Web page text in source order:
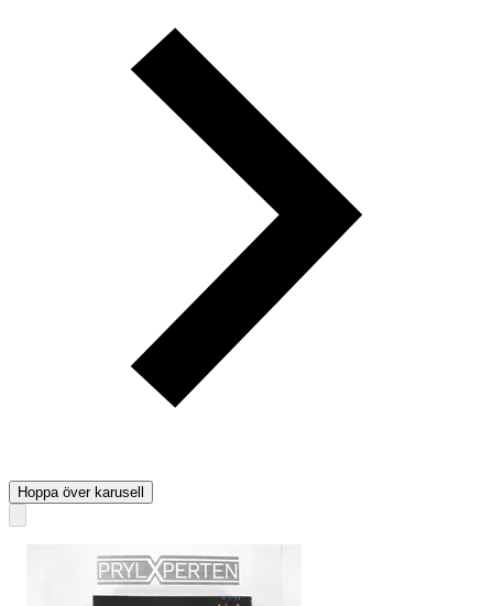
Hoppa över karusell